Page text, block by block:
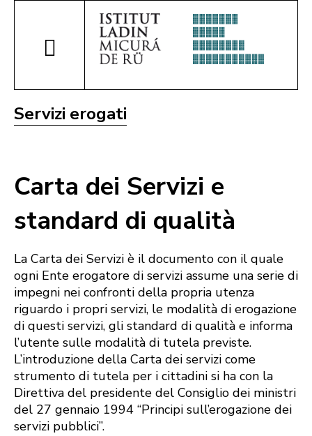
Servizi erogati
Carta dei Servizi e
standard di qualità
La Carta dei Servizi è il documento con il quale
ogni Ente erogatore di servizi assume una ‪serie di
impegni nei confronti della propria utenza
riguardo i propri servizi, le modalità di ‪erogazione
di questi servizi, gli standard di qualità e informa
l’utente sulle modalità di ‪tutela previste.
L’introduzione della Carta dei servizi come
strumento di tutela per i ‪cittadini si ha con la
Direttiva del presidente del Consiglio dei ministri
del 27 gennaio ‪1994 “Principi sull’erogazione dei
servizi pubblici”.